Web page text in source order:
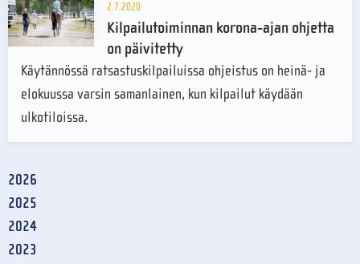
2.7.2020
Kilpailutoiminnan korona-ajan ohjetta
on päivitetty
Käytännössä ratsastuskilpailuissa ohjeistus on heinä- ja
elokuussa varsin samanlainen, kun kilpailut käydään
ulkotiloissa.
2026
2025
2024
2023